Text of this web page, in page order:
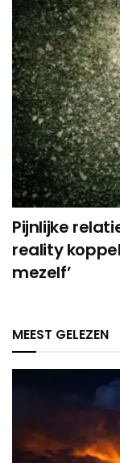
Pijnlijke
reality
mezelf’
MEEST GELEZEN